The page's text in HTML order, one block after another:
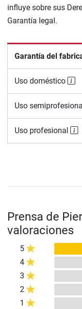
influye sobre sus
Garantía legal.
Garantía del
Uso doméstico
Uso semiprofesional
Uso profesional
Prensa de
valoraciones
5
4
3
2
1